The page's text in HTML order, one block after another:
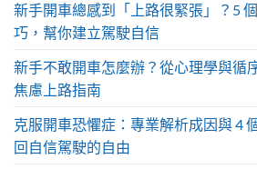
新手開車總感到「上路很緊張」？5
巧，幫你建立駕駛自信
新手不敢開車怎麼辦？從心理學與循
焦慮上路指南
克服開車恐懼症：專業解析成因與 4
回自信駕駛的自由